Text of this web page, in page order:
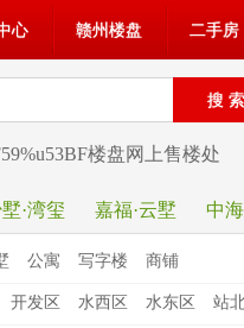
心 赣州楼盘 二手房
楼盘网上售楼处
·湾玺 嘉福·云墅 中
公寓 写字楼 商铺
开发区 水西区 水东区 站